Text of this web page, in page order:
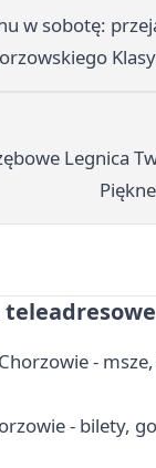
w sobotę:
Legnica
-
- bilety,